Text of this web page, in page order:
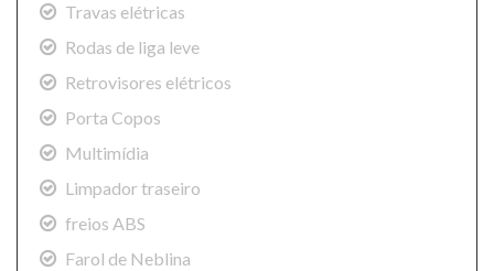
Travas elétricas
Rodas de liga leve
Retrovisores elétricos
Porta Copos
Multimídia
Limpador traseiro
freios ABS
Farol de Neblina